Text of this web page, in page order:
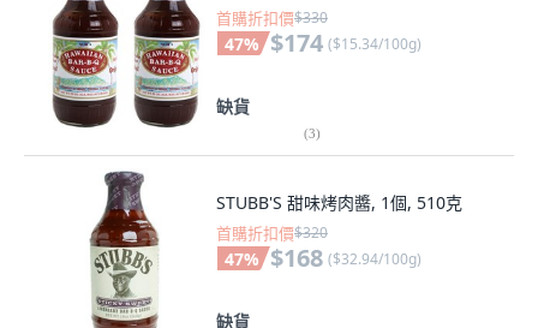
首購折扣價$330
47% $174 ($15.34/100g)
缺貨
(3)
STUBB'S 甜味烤肉醬, 1個, 510克
首購折扣價$320
47% $168 ($32.94/100g)
缺貨